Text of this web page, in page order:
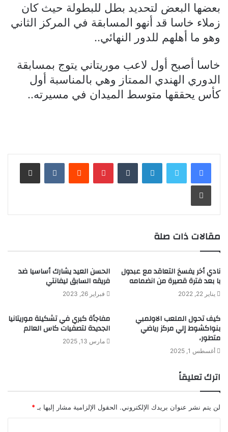
بعضها البعض لتحديد بطل للبطولة حيث كان
زملاء خاسا قد أنهو المسابقة في المركز الثاني
وهو ما أهلهم للدور النهائي..
خاسا أصبح أول لاعب موريتاني يتوج بمسابقة
الدوري الهندي الممتاز وهي بالمناسبة أول
كأس يحققها متوسط الميدان في مسيرته..
لينكدإن بينتيريست مشاركة عبر البريد
طباعة
مقالات ذات صلة
نادي أخر يفسخ التعاقد مع عبدول
با بعد فترة قصيرة من انضمامه
يناير 22, 2022
الحسن العيد يشارك أساسيا ضد
فريقه السابق ليفانتي
فبراير 26, 2023
كيف تحول الملعب الاولمبي
بنواكشوط إلي مركز رياضي
متطور،
أغسطس 1, 2025
مفاجأة كبري في تشكيلة موريتانيا
الجديدة لتصفيات كاس العالم
مارس 13, 2025
اترك تعليقاً
لن يتم نشر عنوان بريدك الإلكتروني. الحقول الإلزامية مشار إليها بـ *